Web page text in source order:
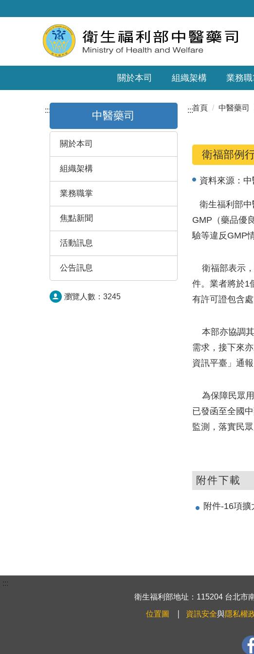
關於本司 組織架構 業務
::: 中醫藥司
關於本司
組織架構
業務職掌
焦點新聞
活動訊息
公告訊息
瀏覽人數： 3245
:::首頁 中醫藥司
衛福部例
資料來源： 中
衛生福利部中
GMP（藥品優
驗等違反GMP
衛福部表示，
件。業者將於1
有許可證包含
本部亦協調其
需求，接下來
資訊平臺」通報
為保障民眾用
已發函至全國
監測，落實民
附件下載
附件-16項
:::
衛生福利部地址：115204 台北市
位置圖 資訊安全與隱私權